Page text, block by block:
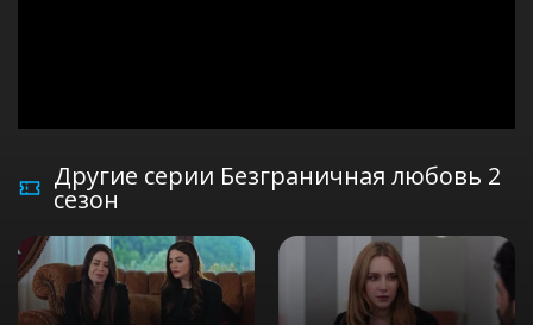
Другие серии Безграничная любовь 2
сезон